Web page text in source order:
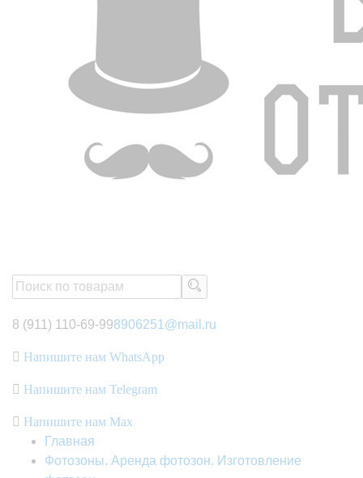
8 (911) 110-69-998906251@mail.ru
Напишите нам WhatsApp
Напишите нам Telegram
Напишите нам Max
Главная
Фотозоны. Аренда фотозон. Изготовление